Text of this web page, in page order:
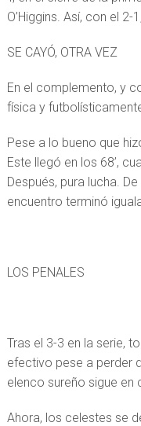
O’Higgins. Así, con el
SE CAYÓ, OTRA VEZ
En el complemento, y
física y
Pese a lo bueno que
Este llegó en los 68’,
Después, pura lucha.
encuentro terminó
LOS PENALES
Tras el 3-3 en la serie,
efectivo pese a perder
elenco sureño sigue en
Ahora, los celestes se